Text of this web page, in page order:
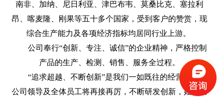
南非、加纳、尼日利亚、津巴布韦、莫桑比克、塞拉利
昂、喀麦隆、刚果等五十多个国家，受到客户的赞赏，现
综合生产能力及各项经济指标均居同行业上游。
公司奉行“创新、专注、诚信”的企业精神，严格控制
产品的生产、检测、销售、服务全过程。
“追求超越、不断创新”是我们一如既往的经营理念，
公司领导及全体员工将再接再厉，不断研发创新，始终站